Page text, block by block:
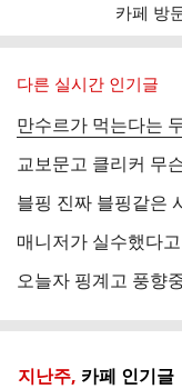
카페 방
다른 실시간 인기글
만수르가 먹는다는
교보문고 클리커 무
블핑 진짜 블핑같은
매니저가 실수했다
지난주, 카페 인기글